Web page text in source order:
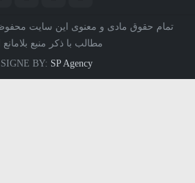
تمام حقوق مادی و معنوی این سایت
مطالب با ذکر منبع
BY: SP Agency